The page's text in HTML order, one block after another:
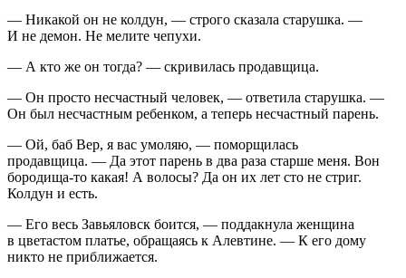
— Никакой он не колдун, — строго сказала старушка. —
И не демон. Не мелите чепухи.
— А кто же он тогда? — скривилась продавщица.
— Он просто несчастный человек, — ответила старушка. —
Он был несчастным ребенком, а теперь несчастный парень.
— Ой, баб Вер, я вас умоляю, — поморщилась
продавщица. — Да этот парень в два раза старше меня. Вон
бородища-то какая! А волосы? Да он их лет сто не стриг.
Колдун и есть.
— Его весь Завьяловск боится, — поддакнула женщина
в цветастом платье, обращаясь к Алевтине. — К его дому
никто не приближается.